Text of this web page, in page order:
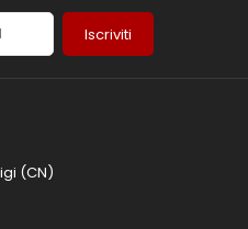
Iscriviti
(CN)